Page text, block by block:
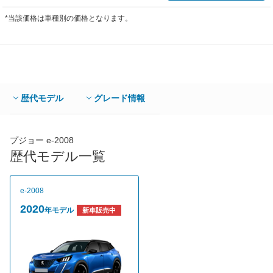
*当該価格は車種別の価格となります。
歴代モデル グレード情報
プジョー e-2008
歴代モデル一覧
e-2008
2020年モデル 新車販売中